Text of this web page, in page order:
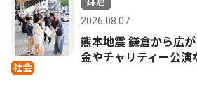
社会
2026.08.07
熊本地震 鎌倉から広
金やチャリティー公演